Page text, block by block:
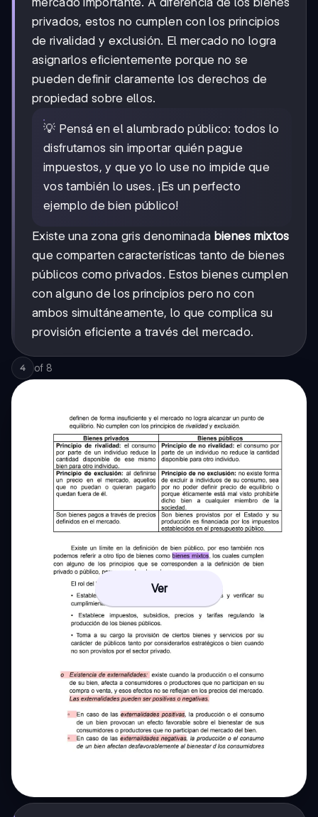
privados, estos no cumplen con los principios
de rivalidad y exclusión. El mercado no logra
asignarlos eficientemente porque no se
pueden definir claramente los derechos de
propiedad sobre ellos.
💡 Pensá en el alumbrado público: todos lo
disfrutamos sin importar quién pague
impuestos, y que yo lo use no impide que
vos también lo uses. ¡Es un perfecto
ejemplo de bien público!
Existe una zona gris denominada bienes mixtos
que comparten características tanto de bienes
públicos como privados. Estos bienes cumplen
con alguno de los principios pero no con
ambos simultáneamente, lo que complica su
provisión eficiente a través del mercado.
4 of 8
Ver